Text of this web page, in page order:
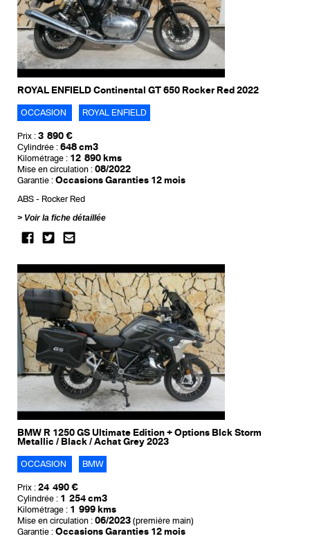
ROYAL ENFIELD Continental GT 650 Rocker Red 2022
OCCASION ROYAL ENFIELD
Prix : 3 890 €
Cylindrée : 648 cm3
Kilométrage : 12 890 kms
Mise en circulation : 08/2022
Garantie : Occasions Garanties 12 mois
ABS
Rocker Red
Voir la fiche détaillée
BMW R 1250 GS Ultimate Edition + Options Blck Storm
Metallic / Black / Achat Grey 2023
OCCASION BMW
Prix : 24 490 €
Cylindrée : 1 254 cm3
Kilométrage : 1 999 kms
Mise en circulation : 06/2023 (première main)
Garantie : Occasions Garanties 12 mois